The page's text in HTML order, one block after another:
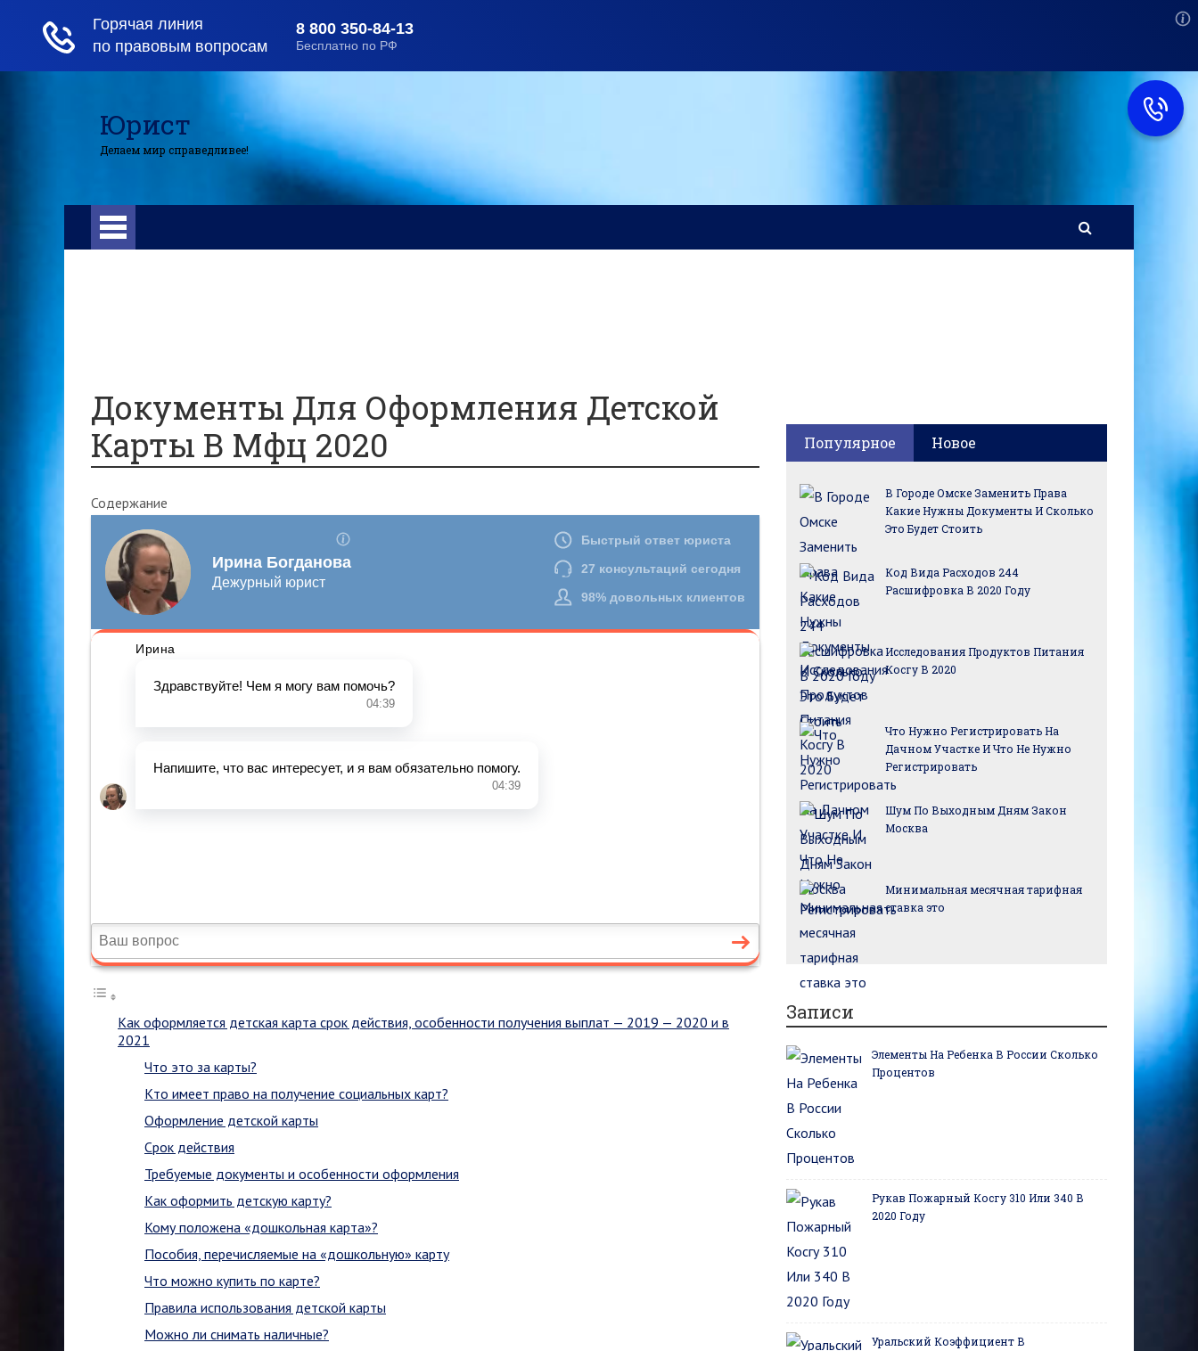
Юрист
Делаем мир справедливее!
Документы Для Оформления Детской
Карты В Мфц 2020
Содержание
Как оформляется детская карта срок действия, особенности получения выплат — 2019 — 2020 и в
2021
Что это за карты?
Кто имеет право на получение социальных карт?
Оформление детской карты
Срок действия
Требуемые документы и особенности оформления
Как оформить детскую карту?
Кому положена «дошкольная карта»?
Пособия, перечисляемые на «дошкольную» карту
Что можно купить по карте?
Правила использования детской карты
Можно ли снимать наличные?
Популярное Новое
В Городе Омске Заменить Права
Какие Нужны Документы И Сколько
Это Будет Стоить
Код Вида Расходов 244
Расшифровка В 2020 Году
Исследования Продуктов Питания
Косгу В 2020
Что Нужно Регистрировать На
Дачном Участке И Что Не Нужно
Регистрировать
Шум По Выходным Дням Закон
Москва
Минимальная месячная тарифная
ставка это
Записи
Элементы На Ребенка В России Сколько
Процентов
Рукав Пожарный Косгу 310 Или 340 В
2020 Году
Уральский Коэффициент В